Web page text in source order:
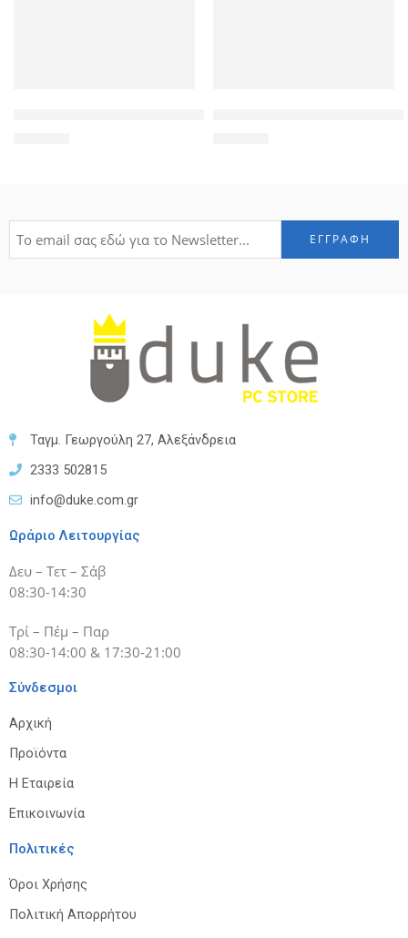
Ταγμ. Γεωργούλη 27, Αλεξάνδρεια
2333 502815
info@duke.com.gr
Ωράριο Λειτουργίας
Δευ – Τετ – Σάβ
08:30-14:30
Τρί – Πέμ – Παρ
08:30-14:00 & 17:30-21:00
Σύνδεσμοι
Αρχική
Προϊόντα
Η Εταιρεία
Επικοινωνία
Πολιτικές
Όροι Χρήσης
Πολιτική Απορρήτου